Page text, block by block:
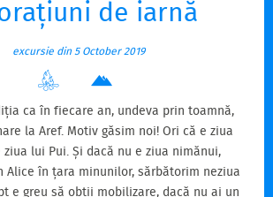
de iarnă
excursie din 5 October 2019
ca în fiecare an, undeva prin toamnă,
la Aref. Motiv găsim noi! Ori că e ziua
lui Pui. Și dacă nu e ziua nimănui,
Alice în țara minunilor, sărbătorim neziua
e greu să obții mobilizare, dacă nu ai un